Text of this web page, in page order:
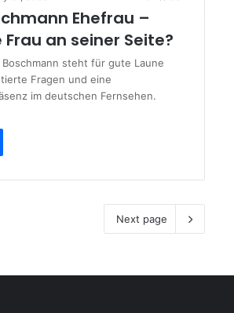
Ehefrau –
an seiner Seite?
Boschmann steht für gute Laune
Fragen und eine
im deutschen Fernsehen.
Next page